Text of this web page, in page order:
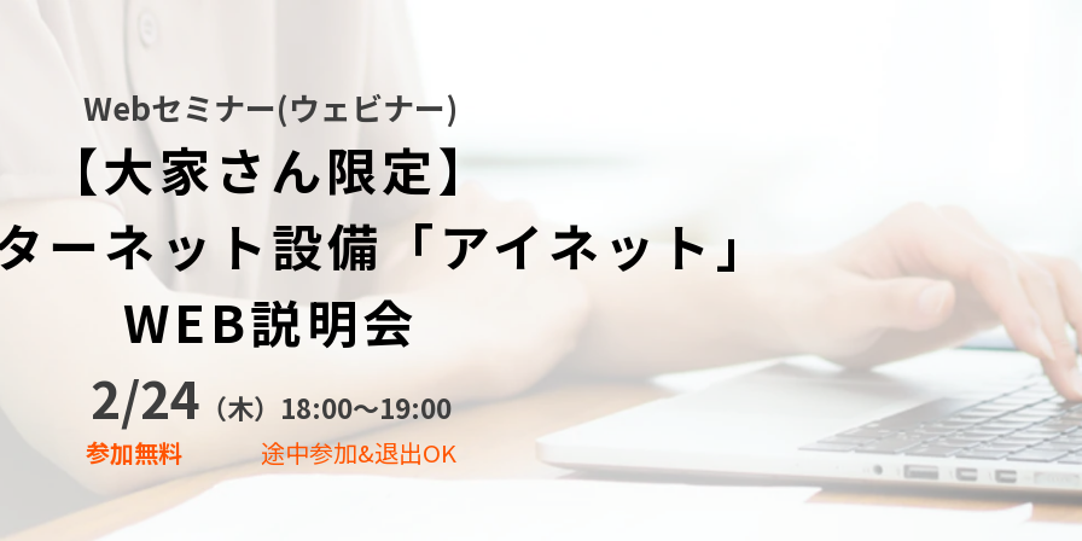
Webセミナー(ウェビナー)
【大家さん限定】
ーネット設備「アイネット」
WEB説明会
2/24 （木）18:00〜19:00
参加無料 途中参加&退出OK